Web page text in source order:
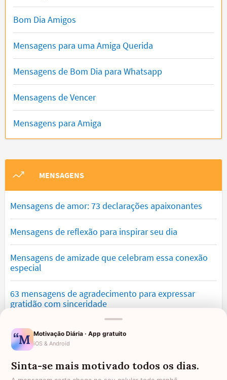
Bom Dia Amigos
Mensagens para uma Amiga Querida
Mensagens de Bom Dia para Whatsapp
Mensagens de Vencer
Mensagens para Amiga
MENSAGENS
Mensagens de amor: 73 declarações apaixonantes
Mensagens de reflexão para inspirar seu dia
Mensagens de amizade que celebram essa conexão
especial
63 mensagens de agradecimento para expressar
gratidão com sinceridade
Mensagens de saudade que tocam o coração e
expressam falta
Mensagens de otimismo que vão encher você de
confiança
Motivação Diária · App gratuito
iOS & Android
Sinta-se mais motivado todos os dias.